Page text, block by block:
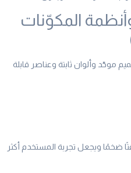
المكوّنات
موحّد وألوان ثابتة وعناصر قابلة
ضخمًا ويجعل تجربة المستخدم أكثر